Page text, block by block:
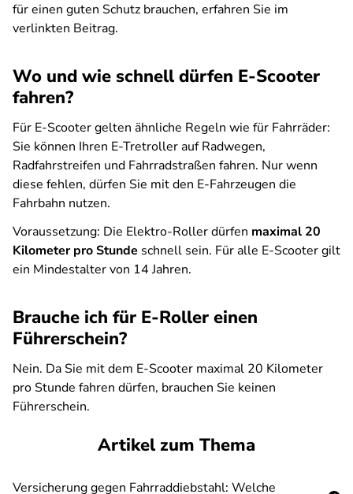
für einen guten Schutz brauchen, erfahren Sie im
verlinkten Beitrag.
Wo und wie schnell dürfen E-Scooter
fahren?
Für E-Scooter gelten ähnliche Regeln wie für Fahrräder:
Sie können Ihren E-Tretroller auf Radwegen,
Radfahrstreifen und Fahrradstraßen fahren. Nur wenn
diese fehlen, dürfen Sie mit den E-Fahrzeugen die
Fahrbahn nutzen.
Voraussetzung: Die Elektro-Roller dürfen maximal 20
Kilometer pro Stunde schnell sein. Für alle E-Scooter gilt
ein Mindestalter von 14 Jahren.
Brauche ich für E-Roller einen
Führerschein?
Nein. Da Sie mit dem E-Scooter maximal 20 Kilometer
pro Stunde fahren dürfen, brauchen Sie keinen
Führerschein.
Artikel zum Thema
Versicherung gegen Fahrraddiebstahl: Welche